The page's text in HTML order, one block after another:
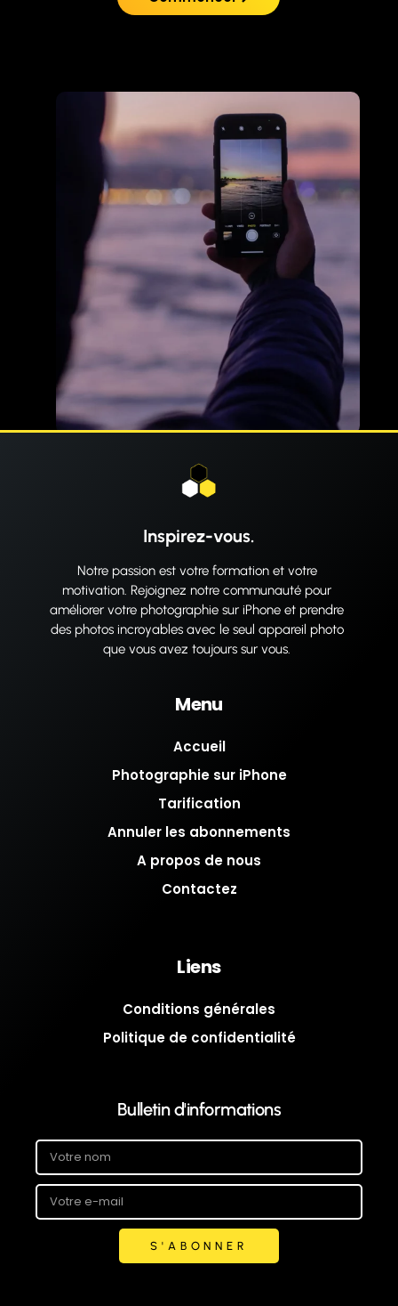
Inspirez-vous.
Notre passion est votre formation et votre
motivation. Rejoignez notre communauté pour
améliorer votre photographie sur iPhone et prendre
des photos incroyables avec le seul appareil photo
que vous avez toujours sur vous.
Menu
Accueil
Photographie sur iPhone
Tarification
Annuler les abonnements
A propos de nous
Contactez
Liens
Conditions générales
Politique de confidentialité
Bulletin d'informations
S'ABONNER